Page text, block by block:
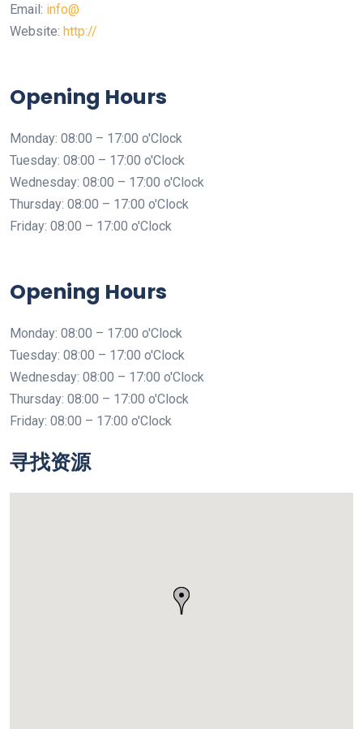
Email: info@
Website: http://
Opening Hours
Monday: 08:00 – 17:00 o'Clock
Tuesday: 08:00 – 17:00 o'Clock
Wednesday: 08:00 – 17:00 o'Clock
Thursday: 08:00 – 17:00 o'Clock
Friday: 08:00 – 17:00 o'Clock
Opening Hours
Monday: 08:00 – 17:00 o'Clock
Tuesday: 08:00 – 17:00 o'Clock
Wednesday: 08:00 – 17:00 o'Clock
Thursday: 08:00 – 17:00 o'Clock
Friday: 08:00 – 17:00 o'Clock
寻找资源